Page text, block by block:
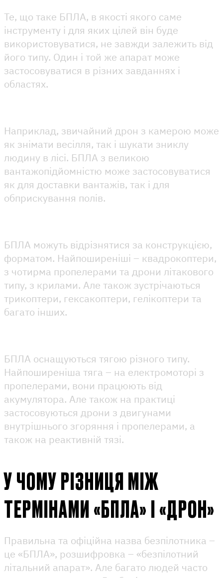
Те, що таке БПЛА, в якості якого саме
інструменту і для яких цілей він буде
використовуватися, не завжди залежить від
його типу. Один і той же апарат може
застосовуватися в різних завданнях і
областях.
Наприклад, звичайний дрон з камерою може
як знімати весілля, так і шукати зниклу
людину в лісі. БПЛА з великою
вантажопідйомністю може застосовуватися
як для доставки вантажів, так і для
обприскування полів.
БПЛА можуть відрізнятися за конструкцією,
форматом. Найпоширеніші – квадрокоптери,
з чотирма пропелерами та дрони літакового
типу, з крилами. Але також зустрічаються
трикоптери, гексакоптери, гелікоптери та
багато інших.
БПЛА оснащуються тягою різного типу.
Найпоширеніша тяга – на електромоторі з
пропелерами, вони працюють від
акумулятора. Але також на практиці
застосовуються дрони з двигунами
внутрішнього згоряння і пропелерами, а
також на реактивній тязі.
У ЧОМУ РІЗНИЦЯ МІЖ
ТЕРМІНАМИ «БПЛА» І «ДРОН»
Правильна та офіційна назва безпілотника –
це «БПЛА», розшифровка – «безпілотний
літальний апарат». Але багато людей часто